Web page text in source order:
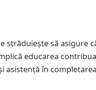
străduiește să asigure
educarea
asistență în